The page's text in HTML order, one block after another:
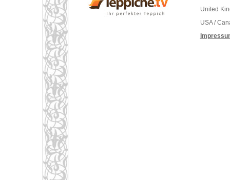
United
USA /